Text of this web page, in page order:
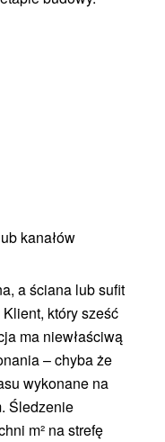
kanałów
a ściana lub sufit
który sześć
ma niewłaściwą
– chyba że
wykonane na
Śledzenie
m² na strefę